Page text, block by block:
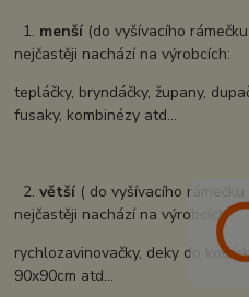
1. menší (do vyšívacího
nejčastěji nachází na výrobcích:
tepláčky, bryndáčky, župany,
fusaky, kombinézy atd...
2.větší ( do vyšívacího
nejčastěji nachází na výrobcích:
rychlozavinovačky, deky do
90x90cm atd...